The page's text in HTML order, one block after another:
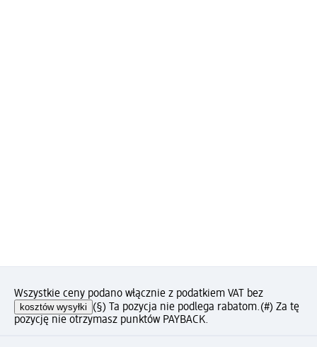
Wszystkie ceny podano włącznie z podatkiem VAT bez
kosztów wysyłki (§) Ta pozycja nie podlega rabatom.(#) Za tę
pozycję nie otrzymasz punktów PAYBACK.